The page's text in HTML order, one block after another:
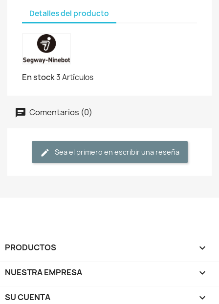
Detalles del producto
En stock3 Artículos
Comentarios (0)
Sea el primero en escribir una reseña
PRODUCTOS 
NUESTRA EMPRESA 
SU CUENTA 